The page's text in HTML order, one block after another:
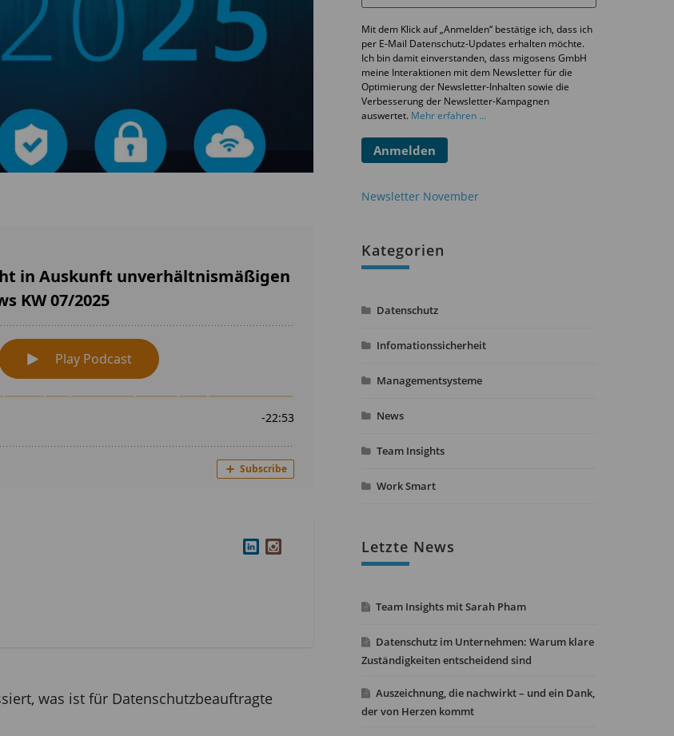
was ist für Datenschutzbeauftragte
Mit dem Klick auf „Anmelden“ bestätige ich, dass ich
per E-Mail Datenschutz-Updates erhalten möchte.
Ich bin damit einverstanden, dass migosens GmbH
meine Interaktionen mit dem Newsletter für die
Optimierung der Newsletter-Inhalten sowie die
Verbesserung der Newsletter-Kampagnen
auswertet. Mehr erfahren ...
Anmelden
Newsletter November
Kategorien
Datenschutz
Infomationssicherheit
Managementsysteme
News
Team Insights
Work Smart
Letzte News
Team Insights mit Sarah Pham
Datenschutz im Unternehmen: Warum klare
Zuständigkeiten entscheidend sind
Auszeichnung, die nachwirkt – und ein Dank,
der von Herzen kommt